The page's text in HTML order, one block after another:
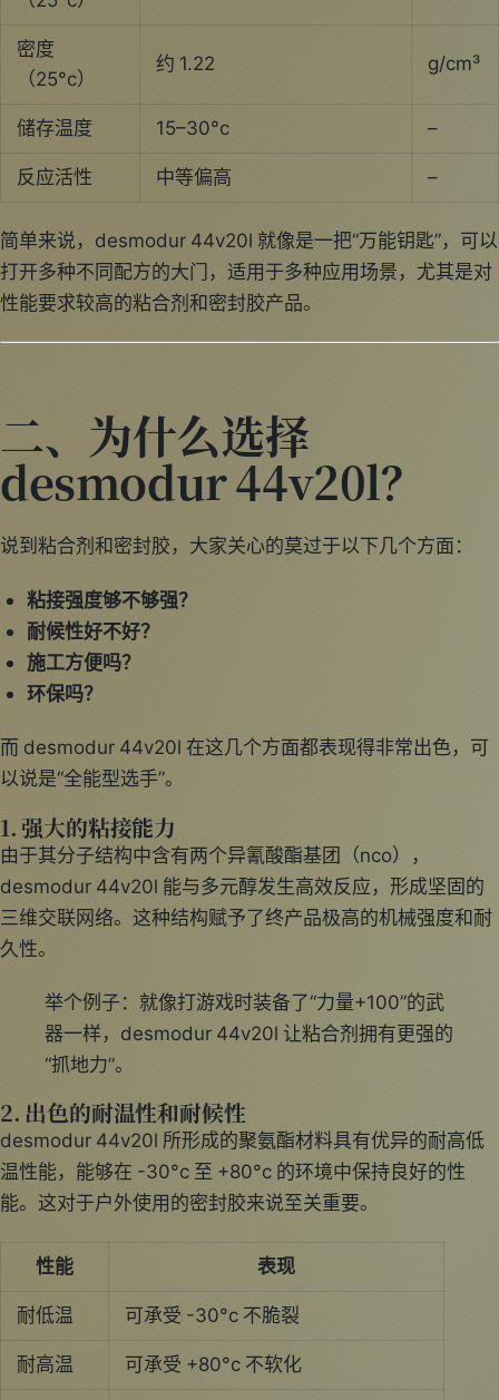
密度
（25°c）
约 1.22 g/cm³
储存温度 15–30°c
–
反应活性
中等偏高 –
简单来说，desmodur 44v20l 就像是一把“万能钥匙”，可以
打开多种不同配方的大门，适用于多种应用场景，尤其是对
性能要求较高的粘合剂和密封胶产品。
二、为什么选择
desmodur 44v20l？
说到粘合剂和密封胶，大家关心的莫过于以下几个方面：
粘接强度够不够强？
耐候性好不好？
施工方便吗？
环保吗？
而 desmodur 44v20l 在这几个方面都表现得非常出色，可
以说是“全能型选手”。
1. 强大的粘接能力
由于其分子结构中含有两个异氰酸酯基团（nco），
desmodur 44v20l 能与多元醇发生高效反应，形成坚固的
三维交联网络。这种结构赋予了终产品极高的机械强度和耐
久性。
举个例子：就像打游戏时装备了“力量+100”的武
器一样，desmodur 44v20l 让粘合剂拥有更强的
“抓地力”。
2. 出色的耐温性和耐候性
desmodur 44v20l 所形成的聚氨酯材料具有优异的耐高低
温性能，能够在 -30°c 至 +80°c 的环境中保持良好的性
能。这对于户外使用的密封胶来说至关重要。
性能
表现
耐低温
可承受 -30°c 不脆裂
耐高温
可承受 +80°c 不软化